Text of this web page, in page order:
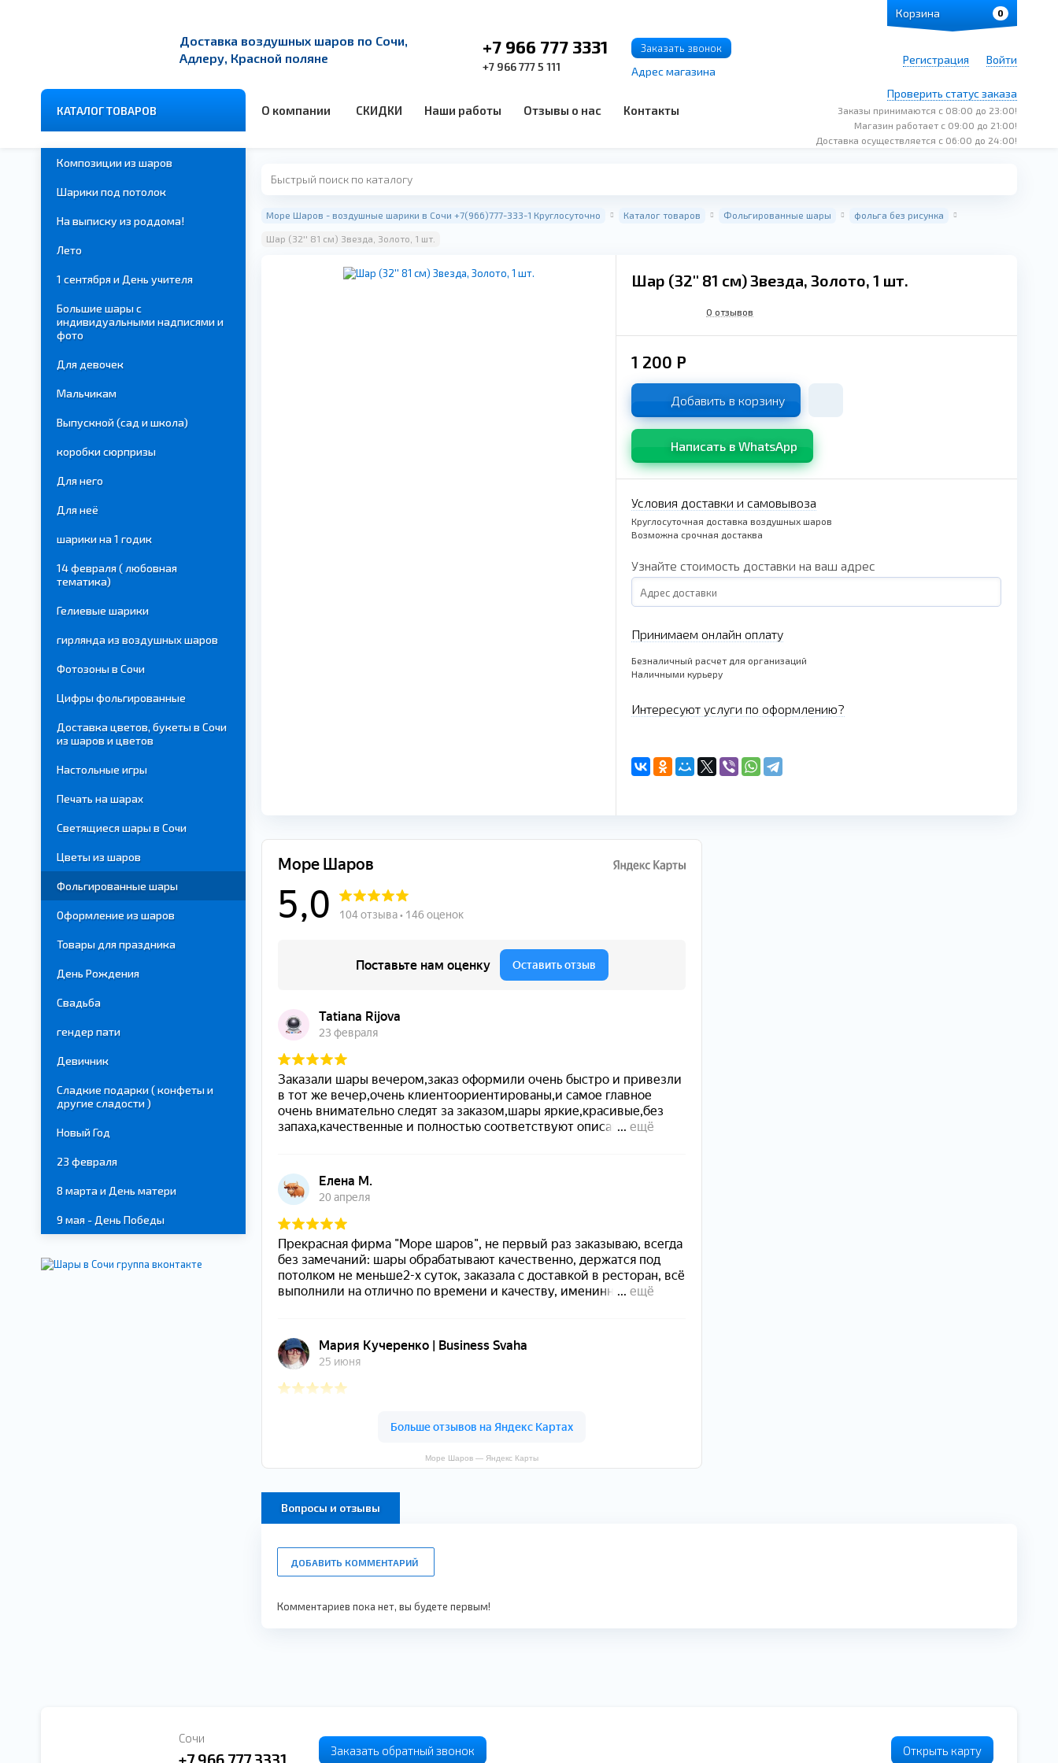
Доставка воздушных шаров по Сочи,
Адлеру, Красной поляне
+7 966 777 3331
+7 966 777 5 111
Заказать звонок
Адрес магазина
Регистрация Войти
КАТАЛОГ ТОВАРОВ О компании СКИДКИ Наши работы Отзывы о нас Контакты
Проверить статус заказа
Заказы принимаются с 08:00 до 23:00!
Магазин работает с 09:00 до 21:00!
Доставка осуществляется с 06:00 до 24:00!
Композиции из шаров
Шарики под потолок
На выписку из роддома!
Лето
1 сентября и День учителя
Большие шары с
индивидуальными надписями и
фото
Для девочек
Мальчикам
Выпускной (сад и школа)
коробки сюрпризы
Для него
Для неё
шарики на 1 годик
14 февраля ( любовная
тематика)
Гелиевые шарики
гирлянда из воздушных шаров
Фотозоны в Сочи
Цифры фольгированные
Доставка цветов, букеты в Сочи
из шаров и цветов
Настольные игры
Печать на шарах
Светящиеся шары в Сочи
Цветы из шаров
Фольгированные шары
Оформление из шаров
Товары для праздника
День Рождения
Свадьба
гендер пати
Девичник
Сладкие подарки ( конфеты и
другие сладости )
Новый Год
23 февраля
8 марта и День матери
9 мая - День Победы
Море Шаров - воздушные шарики в Сочи +7(966)777-333-1 Круглосуточно Каталог товаров Фольгированные шары фольга без рисунка
Шар (32'' 81 см) Звезда, Золото, 1 шт.
Шар (32'' 81 см) Звезда, Золото, 1 шт.
0 отзывов
1 200 Р
Добавить в корзину
Написать в WhatsApp
Условия доставки и самовывоза
Круглосуточная доставка воздушных шаров
Возможна срочная достаква
Узнайте стоимость доставки на ваш адрес
Принимаем онлайн оплату
Безналичный расчет для организаций
Наличными курьеру
Интересуют услуги по оформлению?
Море Шаров — Яндекс Карты
Вопросы и отзывы
ДОБАВИТЬ КОММЕНТАРИЙ
Комментариев пока нет, вы будете первым!
Сочи
+7 966 777 3331 Заказать обратный звонок Открыть карту
Корзина 0